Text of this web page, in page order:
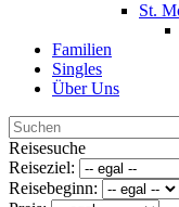
St.
Familien
Singles
Über Uns
Reisesuche
Reiseziel:
Reisebeginn: